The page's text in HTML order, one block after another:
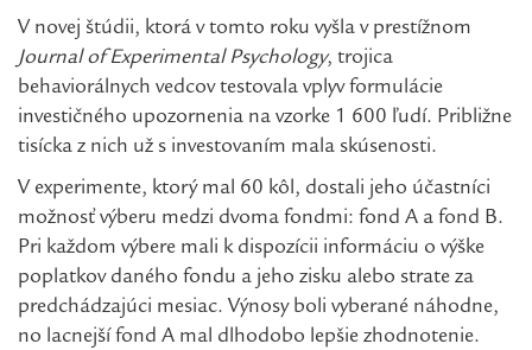
V novej štúdii, ktorá v tomto roku vyšla v prestížnom
Journal of Experimental Psychology, trojica
behaviorálnych vedcov testovala vplyv formulácie
investičného upozornenia na vzorke 1 600 ľudí. Približne
tisícka z nich už s investovaním mala skúsenosti.
V experimente, ktorý mal 60 kôl, dostali jeho účastníci
možnosť výberu medzi dvoma fondmi: fond A a fond B.
Pri každom výbere mali k dispozícii informáciu o výške
poplatkov daného fondu a jeho zisku alebo strate za
predchádzajúci mesiac. Výnosy boli vyberané náhodne,
no lacnejší fond A mal dlhodobo lepšie zhodnotenie.